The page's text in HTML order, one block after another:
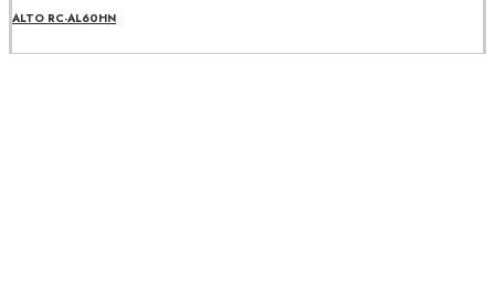
ALTO RC-AL60HN